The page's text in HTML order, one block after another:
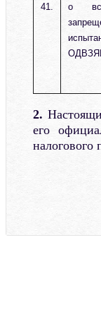
41.
о
2.
его
налогового